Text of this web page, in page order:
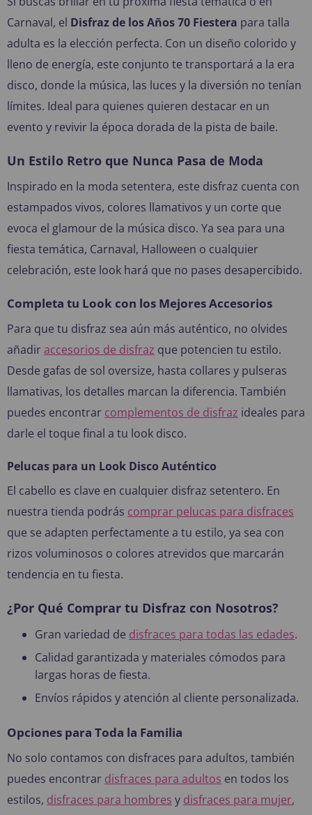
Carnaval, el Disfraz de los Años 70 Fiestera para talla
adulta es la elección perfecta. Con un diseño colorido y
lleno de energía, este conjunto te transportará a la era
disco, donde la música, las luces y la diversión no tenían
límites. Ideal para quienes quieren destacar en un
evento y revivir la época dorada de la pista de baile.
Un Estilo Retro que Nunca Pasa de Moda
Inspirado en la moda setentera, este disfraz cuenta con
estampados vivos, colores llamativos y un corte que
evoca el glamour de la música disco. Ya sea para una
fiesta temática, Carnaval, Halloween o cualquier
celebración, este look hará que no pases desapercibido.
Completa tu Look con los Mejores Accesorios
Para que tu disfraz sea aún más auténtico, no olvides
añadiraccesorios de disfraz que potencien tu estilo.
Desde gafas de sol oversize, hasta collares y pulseras
llamativas, los detalles marcan la diferencia. También
puedes encontrar complementos de disfraz ideales para
darle el toque final a tu look disco.
Pelucas para un Look Disco Auténtico
El cabello es clave en cualquier disfraz setentero. En
nuestra tienda podrás comprar pelucas para disfraces
que se adapten perfectamente a tu estilo, ya sea con
rizos voluminosos o colores atrevidos que marcarán
tendencia en tu fiesta.
¿Por Qué Comprar tu Disfraz con Nosotros?
Gran variedad de disfraces para todas las edades.
Calidad garantizada y materiales cómodos para
largas horas de fiesta.
Envíos rápidos y atención al cliente personalizada.
Opciones para Toda la Familia
No solo contamos con disfraces para adultos, también
puedes encontrar disfraces para adultos en todos los
estilos, disfraces para hombres y disfraces para mujer,